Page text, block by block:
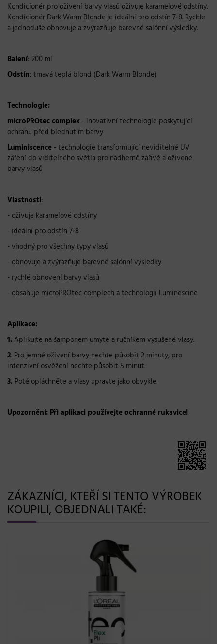
Kondicionér pro oživení barvy vlasů oživuje karamelové odstíny.
Kondicionér Dark Warm Blonde je ideální pro odstín 7-8. Rychle
a jednoduše obnovuje a zvýrazňuje barevné salónní výsledky.
Balení: 200 ml
Odstín: tmavá teplá blond (Dark Warm Blonde)
Technologie:
microPROtec complex - inovativní technologie poskytující
ochranu před blednutím barvy
Luminiscence -technologie transformující neviditelné UV
záření do viditelného světla pro nádherně zářivé a oživené
barvy vlasů
Vlastnosti:
- oživuje karamelové odstíny
- ideální pro odstín 7-8
- vhodný pro všechny typy vlasů
- obnovuje a zvýrazňuje barevné salónní výsledky
- rychlé obnovení barvy vlasů
- obsahuje microPROtec complech a technologii Luminescine
Aplikace:
1. Aplikujte na šamponem umyté a ručníkem vysušené vlasy.
2. Pro jemné oživení barvy nechte působit 2 minuty, pro
intenzivní osvěžení nechte působit 5 minut.
3. Poté opláchněte a vlasy upravte jako obvykle.
Upozornění: Při aplikaci používejte ochranné rukavice!
ZÁKAZNÍCI, KTEŘÍ SI TENTO VÝROBEK
KOUPILI, OBJEDNALI TAKÉ: